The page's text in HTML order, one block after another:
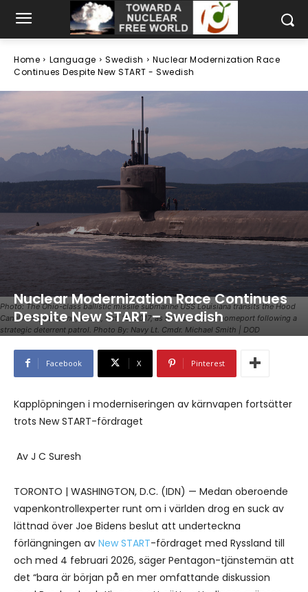
Home Language Swedish
Nuclear Modernization Race
Continues Despite New START - Swedish
Photo: The Ohio-class ballistic missile submarine USS Louisiana transits the Hood
Canal in Puget Sound, Wash., Oct. 15, 2017, as it returns to its homeport following a
strategic deterrent patrol. Photo By: Navy Lt. Cmdr. Michael Smith | DOD
Nuclear Modernization Race Continues
Despite New START – Swedish
Facebook X Pinterest
Kapplöpningen i moderniseringen av kärnvapen fortsätter
trots New START-fördraget
Av J C Suresh
TORONTO | WASHINGTON, D.C. (IDN) — Medan oberoende
vapenkontrollexperter runt om i världen drog en suck av
lättnad över Joe Bidens beslut att underteckna
förlängningen av New START-fördraget med Ryssland till
och med 4 februari 2026, säger Pentagon-tjänstemän att
det “bara är början på en mer omfattande diskussion